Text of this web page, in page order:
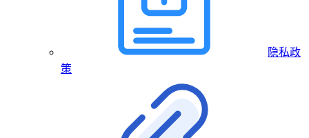
隐私政
策